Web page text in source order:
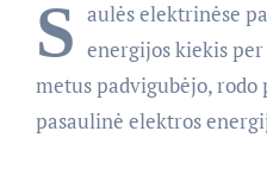
S aulės elektrinėse
energijos kiekis
metus padvigubėjo, rodo
pasaulinė elektros